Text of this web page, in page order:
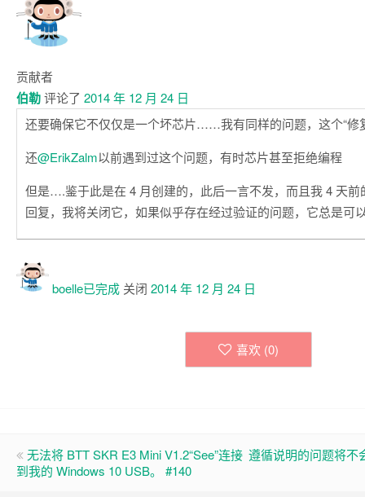
贡献者
伯勒评论了 2014 年 12 月 24 日
还要确保它不仅仅是一个坏芯片……我有同样的问题，这个“修
还@ErikZalm以前遇到过这个问题，有时芯片甚至拒绝编程
但是….鉴于此是在 4 月创建的，此后一言不发，而且我 4 天前
回复，我将关闭它，如果似乎存在经过验证的问题，它总是可
boelle已完成 关闭 2014 年 12 月 24 日
喜欢 (0)
无法将 BTT SKR E3 Mini V1.2“See”连接
到我的 Windows 10 USB。 #140
遵循说明的问题将不